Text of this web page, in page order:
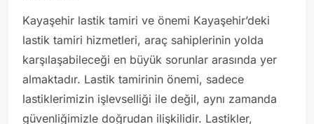
Kayaşehir lastik tamiri ve önemi Kayaşehir’deki
lastik tamiri hizmetleri, araç sahiplerinin yolda
karşılaşabileceği en büyük sorunlar arasında yer
almaktadır. Lastik tamirinin önemi, sadece
lastiklerimizin işlevselliği ile değil, aynı zamanda
güvenliğimizle doğrudan ilişkilidir. Lastikler,